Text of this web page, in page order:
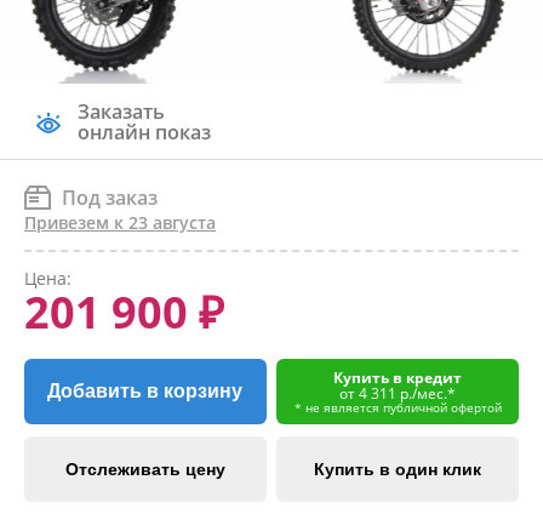
Заказать
онлайн показ
Под заказ
Привезем к 23 августа
Цена:
201 900 ₽
Добавить в корзину
Купить в кредит
от 4 311 р./мес.*
* не является публичной офертой
Отслеживать цену Купить в один клик